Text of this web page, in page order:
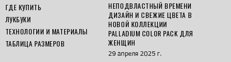
ГДЕ КУПИТЬ
ЛУКБУКИ
ТЕХНОЛОГИИ И МАТЕРИАЛЫ
ТАБЛИЦА РАЗМЕРОВ
НЕПОДВЛАСТНЫЙ ВРЕМЕНИ
ДИЗАЙН И СВЕЖИЕ ЦВЕТА В
НОВОЙ КОЛЛЕКЦИИ
PALLADIUM COLOR PACK ДЛЯ
ЖЕНЩИН
29 апреля 2025 г.